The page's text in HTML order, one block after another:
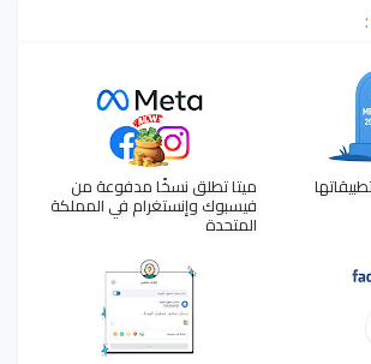
ميتا تطلق نسخًا مدفوعة من
فيسبوك وإنستغرام في المملكة
المتحدة